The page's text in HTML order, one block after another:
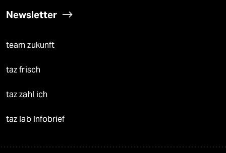
Newsletter
team zukunft
taz frisch
taz zahl ich
taz lab Infobrief